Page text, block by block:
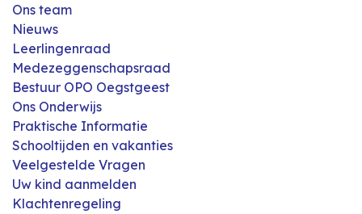
Ons team
Nieuws
Leerlingenraad
Medezeggenschapsraad
Bestuur OPO Oegstgeest
Ons Onderwijs
Praktische Informatie
Schooltijden en vakanties
Veelgestelde Vragen
Uw kind aanmelden
Klachtenregeling